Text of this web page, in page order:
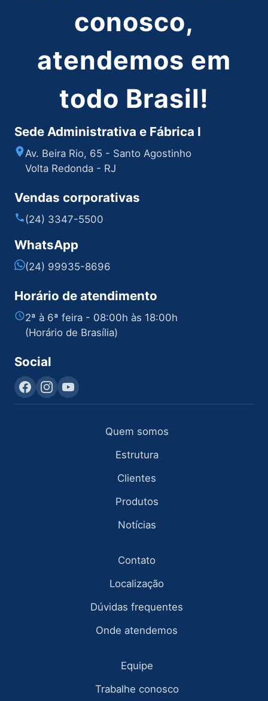
conosco,
atendemos em
todo Brasil!
Sede Administrativa e Fábrica I
Av. Beira Rio, 65 - Santo Agostinho
Volta Redonda - RJ
Vendas corporativas
(24) 3347-5500
WhatsApp
(24) 99935-8696
Horário de atendimento
2ª à 6ª feira - 08:00h às 18:00h
(Horário de Brasília)
Social
Quem somos
Estrutura
Clientes
Produtos
Notícias
Contato
Localização
Dúvidas frequentes
Onde atendemos
Equipe
Trabalhe conosco